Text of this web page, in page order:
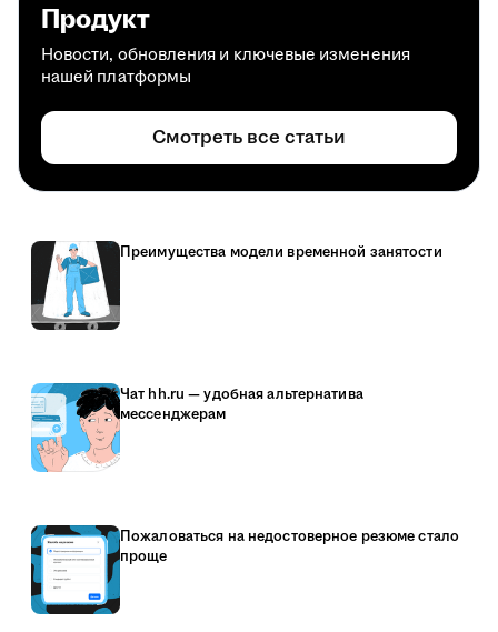
Продукт
Новости, обновления и ключевые изменения
нашей платформы
Смотреть все статьи
Преимущества модели временной занятости
Чат hh.ru — удобная альтернатива
мессенджерам
Пожаловаться на недостоверное резюме стало
проще